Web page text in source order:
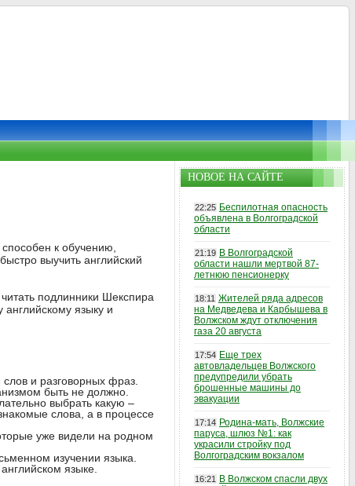
к обучению,
выучить английский
подлинники Шекспира
языку и
и разговорных фраз.
быть не должно.
выбрать какую –
слова, а в процессе
уже видели на родном
изучении языка.
языке.
НОВОЕ НА САЙТЕ
22:25 Беспилотная опасность
объявлена в Волгоградской
области
21:19 В Волгоградской
области нашли мертвой 87-
летнюю пенсионерку
18:11 Жителей ряда адресов
на Медведева и Карбышева в
Волжском ждут отключения
газа 20 августа
17:54 Еще трех
автовладельцев Волжского
предупредили убрать
брошенные машины до
эвакуации
17:14 Родина-мать, Волжские
паруса, шлюз №1: как
украсили стройку под
Волгоградским вокзалом
16:21
В Волжском спасли двух